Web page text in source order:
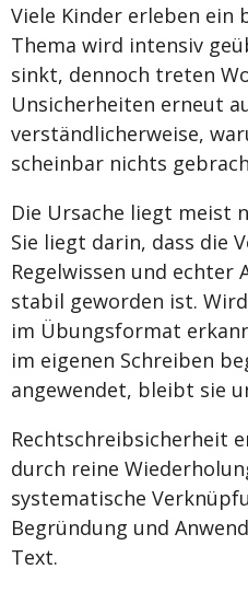
Viele Kinder erleben ein
Thema wird intensiv
sinkt, dennoch treten
Unsicherheiten erneut
verständlicherweise,
scheinbar nichts
Die Ursache liegt meist
Sie liegt darin, dass die
Regelwissen und echter
stabil geworden ist.
im Übungsformat
im eigenen Schreiben
angewendet, bleibt sie
Rechtschreibsicherheit
durch reine
systematische
Begründung und
Text.